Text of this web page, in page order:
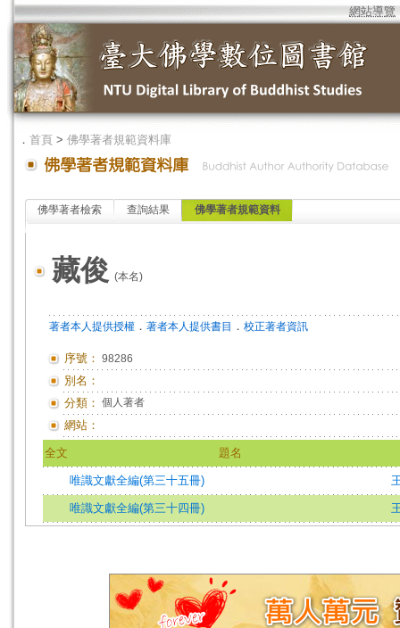
網站導覽
． 首頁 > 佛學著者規範資料庫
佛學著者檢索 查詢結果 佛學著者規範資料
藏俊 (本名)
著者本人提供授權 ． 著者本人提供書目 ． 校正著者資訊
序號： 98286
別名：
分類： 個人著者
網站：
全文 題名
唯識文獻全編(第三十五冊)
唯識文獻全編(第三十四冊)